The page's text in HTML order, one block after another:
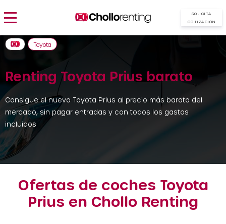
SOLICITA
COTIZACIÓN
Renting Toyota Prius barato
Consigue el nuevo Toyota Prius al precio más barato del
mercado, sin pagar entradas y con todos los gastos
incluidos
Toyota
Ofertas de coches Toyota
Prius en Chollo Renting